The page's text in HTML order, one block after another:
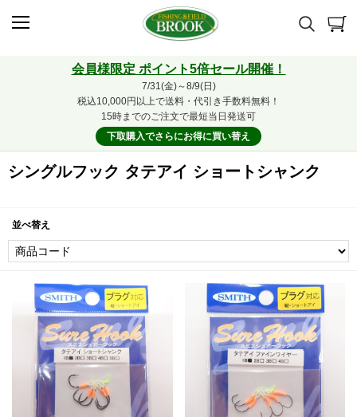
会員様限定 ポイント5倍セール開催！
7/31(金)～8/9(日)
税込10,000円以上で送料・代引き手数料無料！
15時までのご注文で最短当日発送可
下取購入でさらにお得に買い替え
シングルフック タテアイ ショートシャンク
並べ替え